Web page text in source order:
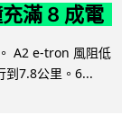
滿 8 成電
A2 e-tron 風阻低
到7.8公里。6...